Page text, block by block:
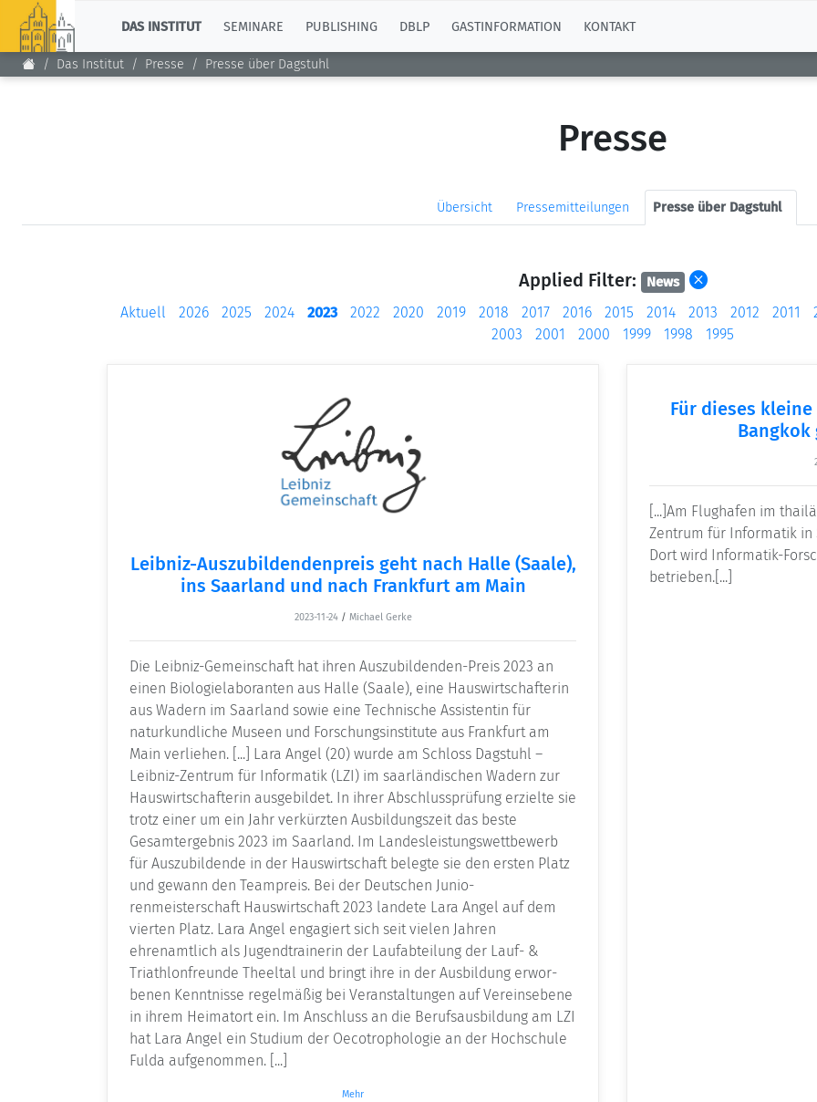
DAS INSTITUT SEMINARE PUBLISHING DBLP GASTINFORMATION KONTAKT
Das Institut Presse Presse über Dagstuhl
Presse
Übersicht Pressemitteilungen Presse über Dagstuhl
Applied Filter: News
Aktuell 2026 2025 2024 2023 2022 2020 2019 2018 2017 2016 2015 2014 2013 2012 2011
2003
2001 2000 1999 1998 1995
Leibniz-Auszubildendenpreis geht nach Halle (Saale),
ins Saarland und nach Frankfurt am Main
2023-11-24 / Michael Gerke
Die Leibniz-Gemeinschaft hat ihren Auszubildenden-Preis 2023 an
einen Biologiela­boranten aus Halle (Saale), eine Hauswirtschafterin
aus Wadern im Saarland sowie eine Technische Assistentin für
naturkundliche Museen und Forschungsinstitute aus Frankfurt am
Main verliehen. [...] Lara Angel (20) wurde am Schloss Dagstuhl –
Leibniz-Zentrum für Informatik (LZI) im saarländischen Wadern zur
Hauswirtschafterin ausgebildet. In ihrer Abschlussprüfung er­zielte sie
trotz einer um ein Jahr verkürzten Ausbildungszeit das beste
Gesamtergebnis 2023 im Saarland. Im Landesleistungswettbewerb
für Auszubildende in der Hauswirt­schaft belegte sie den ersten Platz
und gewann den Teampreis. Bei der Deutschen Junio­
renmeisterschaft Hauswirtschaft 2023 landete Lara Angel auf dem
vierten Platz. Lara Angel engagiert sich seit vielen Jahren
ehrenamtlich als Jugendtrainerin der Laufab­teilung der Lauf- &
Triathlonfreunde Theeltal und bringt ihre in der Ausbildung erwor­
benen Kenntnisse regelmäßig bei Veranstaltungen auf Vereinsebene
in ihrem Heimatort ein. Im Anschluss an die Berufsausbildung am LZI
hat Lara Angel ein Studium der Oecotrophologie an der Hochschule
Fulda aufgenommen. [...]
Mehr
Für dieses
Bangkok
[...]Am Flughafen im
Zentrum für Informatik in
Dort wird Informatik-
betrieben.[...]